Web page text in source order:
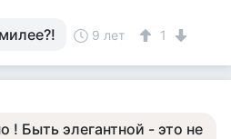
9 лет 1
! Быть элегантной - это не